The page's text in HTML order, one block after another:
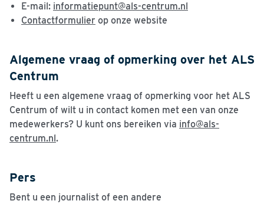
E-mail: informatiepunt@als-centrum.nl
Contactformulier op onze website
Algemene vraag of opmerking over het ALS
Centrum
Heeft u een algemene vraag of opmerking voor het ALS
Centrum of wilt u in contact komen met een van onze
medewerkers? U kunt ons bereiken via info@als-
centrum.nl.
Pers
Bent u een journalist of een andere